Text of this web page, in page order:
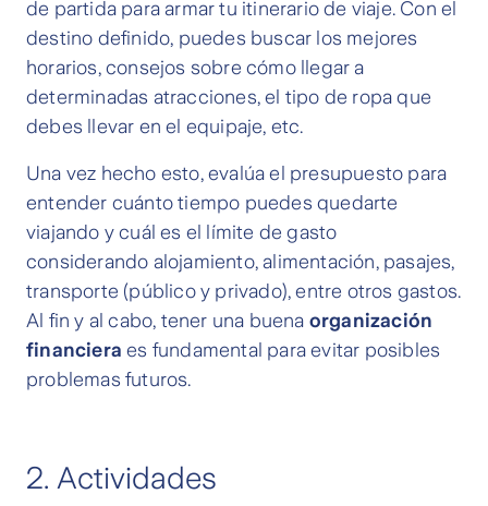
de partida para armar tu itinerario de viaje. Con el
destino definido, puedes buscar los mejores
horarios, consejos sobre cómo llegar a
determinadas atracciones, el tipo de ropa que
debes llevar en el equipaje, etc.
Una vez hecho esto, evalúa el presupuesto para
entender cuánto tiempo puedes quedarte
viajando y cuál es el límite de gasto
considerando alojamiento, alimentación, pasajes,
transporte (público y privado), entre otros gastos.
Al fin y al cabo, tener una buena organización
financiera es fundamental para evitar posibles
problemas futuros.
2. Actividades